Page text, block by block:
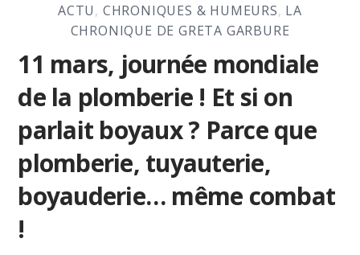
ACTU, CHRONIQUES & HUMEURS, LA
CHRONIQUE DE GRETA GARBURE
11 mars, journée mondiale
de la plomberie ! Et si on
parlait boyaux ? Parce que
plomberie, tuyauterie,
boyauderie… même combat
!